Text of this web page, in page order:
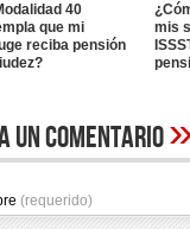
40
que mi
reciba pensión
mis
un comentario»
(requerido)